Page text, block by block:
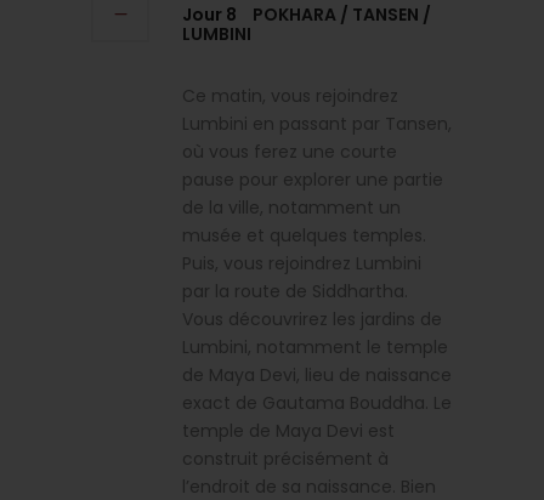
Jour 8
POKHARA / TANSEN /
LUMBINI
Ce matin, vous rejoindrez
Lumbini en passant par Tansen,
où vous ferez une courte
pause pour explorer une partie
de la ville, notamment un
musée et quelques temples.
Puis, vous rejoindrez Lumbini
par la route de Siddhartha.
Vous découvrirez les jardins de
Lumbini, notamment le temple
de Maya Devi, lieu de naissance
exact de Gautama Bouddha. Le
temple de Maya Devi est
construit précisément à
l’endroit de sa naissance. Bien